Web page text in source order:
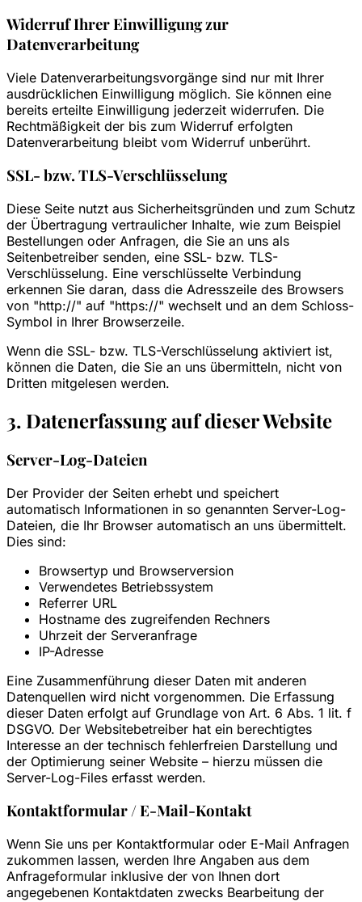
Widerruf Ihrer Einwilligung zur
Datenverarbeitung
Viele Datenverarbeitungsvorgänge sind nur mit Ihrer
ausdrücklichen Einwilligung möglich. Sie können eine
bereits erteilte Einwilligung jederzeit widerrufen. Die
Rechtmäßigkeit der bis zum Widerruf erfolgten
Datenverarbeitung bleibt vom Widerruf unberührt.
SSL- bzw. TLS-Verschlüsselung
Diese Seite nutzt aus Sicherheitsgründen und zum Schutz
der Übertragung vertraulicher Inhalte, wie zum Beispiel
Bestellungen oder Anfragen, die Sie an uns als
Seitenbetreiber senden, eine SSL- bzw. TLS-
Verschlüsselung. Eine verschlüsselte Verbindung
erkennen Sie daran, dass die Adresszeile des Browsers
von "http://" auf "https://" wechselt und an dem Schloss-
Symbol in Ihrer Browserzeile.
Wenn die SSL- bzw. TLS-Verschlüsselung aktiviert ist,
können die Daten, die Sie an uns übermitteln, nicht von
Dritten mitgelesen werden.
3. Datenerfassung auf dieser Website
Server-Log-Dateien
Der Provider der Seiten erhebt und speichert
automatisch Informationen in so genannten Server-Log-
Dateien, die Ihr Browser automatisch an uns übermittelt.
Dies sind:
Browsertyp und Browserversion
Verwendetes Betriebssystem
Referrer URL
Hostname des zugreifenden Rechners
Uhrzeit der Serveranfrage
IP-Adresse
Eine Zusammenführung dieser Daten mit anderen
Datenquellen wird nicht vorgenommen. Die Erfassung
dieser Daten erfolgt auf Grundlage von Art. 6 Abs. 1 lit. f
DSGVO. Der Websitebetreiber hat ein berechtigtes
Interesse an der technisch fehlerfreien Darstellung und
der Optimierung seiner Website – hierzu müssen die
Server-Log-Files erfasst werden.
Kontaktformular / E-Mail-Kontakt
Wenn Sie uns per Kontaktformular oder E-Mail Anfragen
zukommen lassen, werden Ihre Angaben aus dem
Anfrageformular inklusive der von Ihnen dort
angegebenen Kontaktdaten zwecks Bearbeitung der